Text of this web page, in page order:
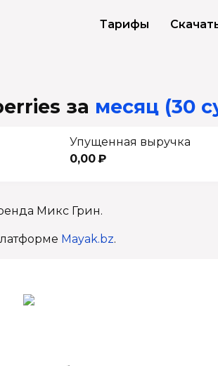
Тарифы
за месяц (30
Упущенная выручка
0,00 ₽
Микс Грин.
Mayak.bz.